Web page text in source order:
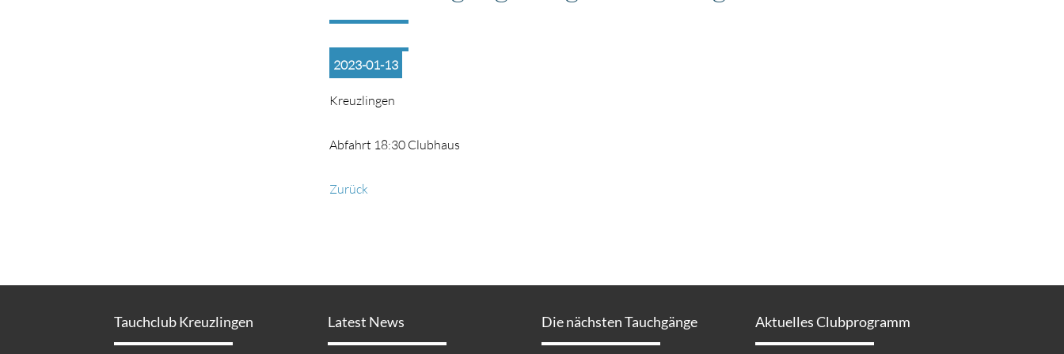
2023-01-13
Kreuzlingen
Abfahrt 18:30 Clubhaus
Zurück
Tauchclub Kreuzlingen Latest News Die nächsten Tauchgänge Aktuelles Clubprogramm